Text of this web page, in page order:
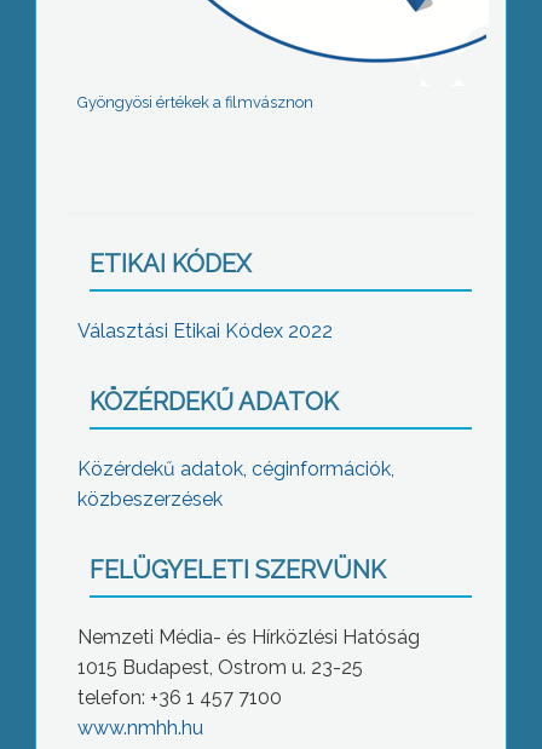
Gyöngyösi értékek a filmvásznon
ETIKAI KÓDEX
Választási Etikai Kódex 2022
KÖZÉRDEKŰ ADATOK
Közérdekű adatok, céginformációk,
közbeszerzések
FELÜGYELETI SZERVÜNK
Nemzeti Média- és Hírközlési Hatóság
1015 Budapest, Ostrom u. 23-25
telefon: +36 1 457 7100
www.nmhh.hu